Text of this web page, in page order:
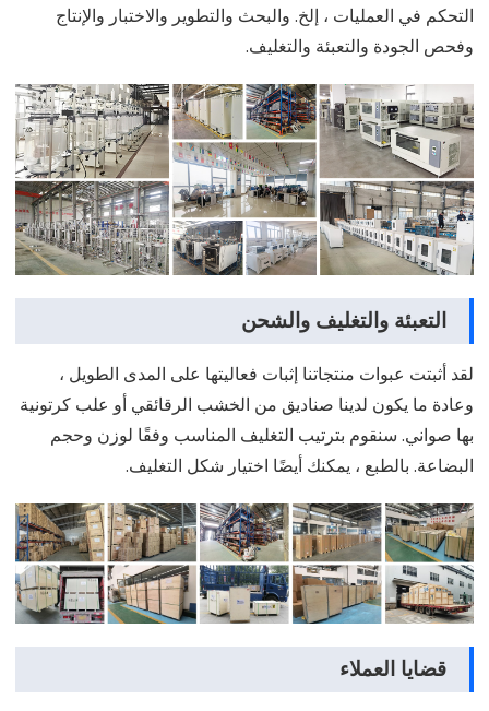
التحكم في العمليات ، إلخ. والبحث والتطوير والاختبار والإنتاج
وفحص الجودة والتعبئة والتغليف.
التعبئة والتغليف والشحن
لقد أثبتت عبوات منتجاتنا إثبات فعاليتها على المدى الطويل ،
وعادة ما يكون لدينا صناديق من الخشب الرقائقي أو علب كرتونية
بها صواني. سنقوم بترتيب التغليف المناسب وفقًا لوزن وحجم
البضاعة. بالطبع ، يمكنك أيضًا اختيار شكل التغليف.
قضايا العملاء